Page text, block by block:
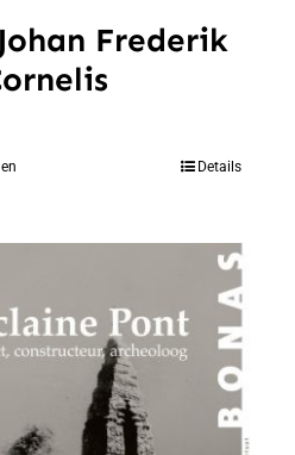
Frederik
Details